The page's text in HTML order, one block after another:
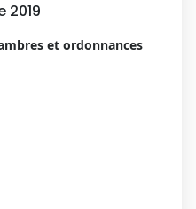
2019
et ordonnances